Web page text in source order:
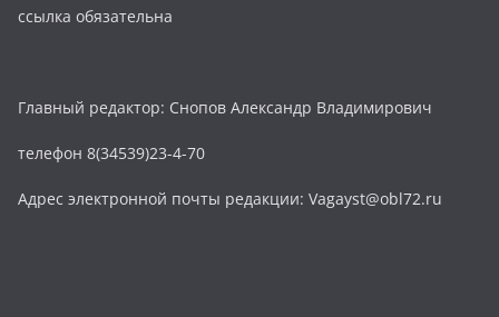
ссылка обязательна
Главный редактор: Снопов Александр Владимирович
телефон 8(34539)23-4-70
Адрес электронной почты редакции: Vagayst@obl72.ru